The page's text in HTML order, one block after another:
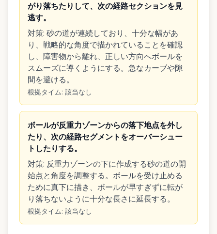
がり落ちたりして、次の経路セクションを見
逃す。
対策: 砂の道が連続しており、十分な幅があ
り、戦略的な角度で描かれていることを確認
し、障害物から離れ、正しい方向へボールを
スムーズに導くようにする。急なカーブや隙
間を避ける。
根拠タイム: 該当なし
ボールが反重力ゾーンからの落下地点を外し
たり、次の経路セグメントをオーバーシュー
トしたりする。
対策: 反重力ゾーンの下に作成する砂の道の開
始点と角度を調整する。ボールを受け止める
ために真下に描き、ボールが早すぎずに転が
り落ちないように十分な長さに延長する。
根拠タイム: 該当なし